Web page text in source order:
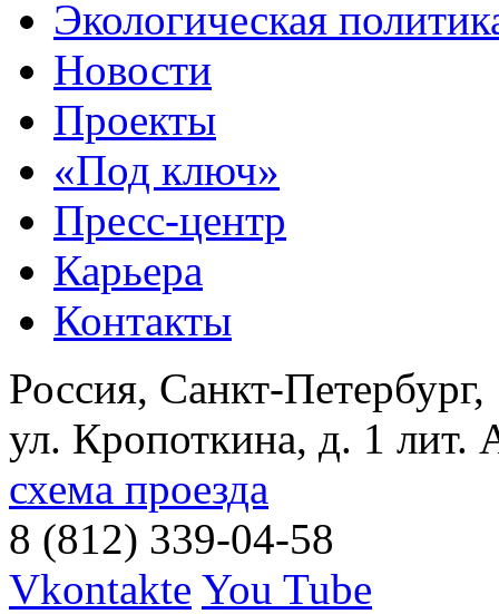
Экологическая
Новости
Проекты
«Под ключ»
Пресс-центр
Карьера
Контакты
Россия, Санкт-Петербург,
ул. Кропоткина, д. 1 лит.
схема проезда
8 (812) 339-04-58
Vkontakte You Tube